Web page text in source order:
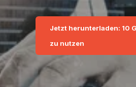
Jetzt herunterladen: 10
zu nutzen